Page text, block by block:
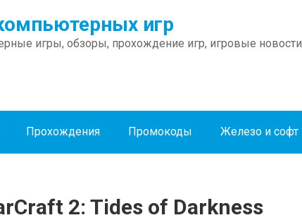
игр
игры, обзоры, прохождение игр, игровые новости
Прохождения Промокоды Железо и софт
2: Tides of Darkness